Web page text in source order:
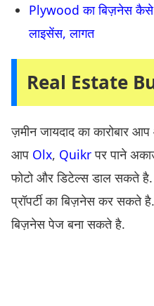
Plywood का बिज़नेस कैसे
लाइसेंस, लागत
Real Estate
ज़मीन जायदाद का कारोबार
आप Olx, Quikrपर पाने
फोटो और डिटेल्स डाल सकते है.
प्रॉपर्टी का बिज़नेस कर सकते
बिज़नेस पेज बना सकते है.